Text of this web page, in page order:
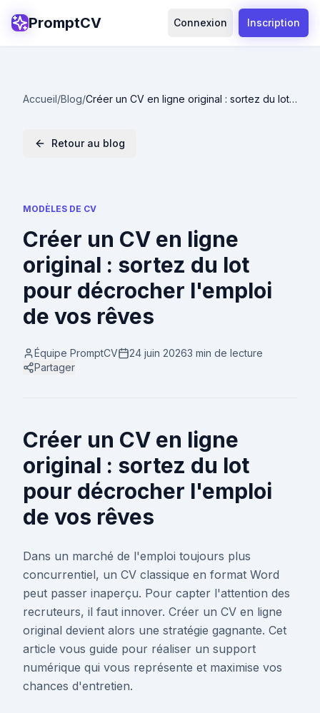
PromptCV Connexion Inscription
Accueil/Blog/Créer un CV en ligne original : sortez du lot
Retour au blog
MODÈLES DE CV
Créer un CV en ligne
original : sortez du lot
pour décrocher l'emploi
de vos rêves
Équipe PromptCV 24 juin 20263 min de lecture
Partager
Créer un CV en ligne
original : sortez du lot
pour décrocher l'emploi
de vos rêves
Dans un marché de l'emploi toujours plus
concurrentiel, un CV classique en format Word
peut passer inaperçu. Pour capter l'attention des
recruteurs, il faut innover. Créer un CV en ligne
original devient alors une stratégie gagnante. Cet
article vous guide pour réaliser un support
numérique qui vous représente et maximise vos
chances d'entretien.